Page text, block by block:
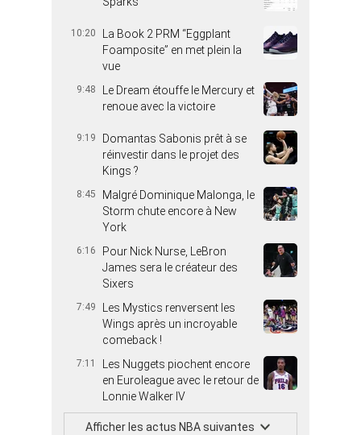
10:20
La Book 2 PRM “Eggplant
Foamposite” en met plein la
vue
9:48
Le Dream étouffe le Mercury et
renoue avec la victoire
9:19
Domantas Sabonis prêt à se
réinvestir dans le projet des
Kings ?
8:45
Malgré Dominique Malonga, le
Storm chute encore à New
York
6:16
Pour Nick Nurse, LeBron
James sera le créateur des
Sixers
7:49
Les Mystics renversent les
Wings après un incroyable
comeback !
7:11
Les Nuggets piochent encore
en Euroleague avec le retour de
Lonnie Walker IV
Afficher les actus NBA suivantes